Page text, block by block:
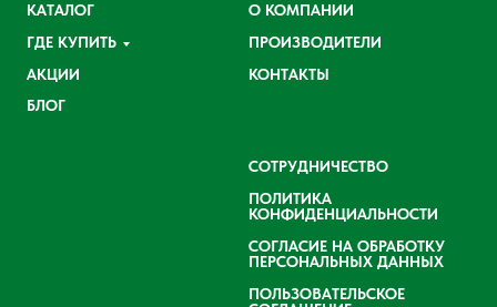
КАТАЛОГ
ГДЕ КУПИТЬ
АКЦИИ
БЛОГ
О КОМПАНИИ
ПРОИЗВОДИТЕЛИ
КОНТАКТЫ
СОТРУДНИЧЕСТВО
ПОЛИТИКА
КОНФИДЕНЦИАЛЬНОСТИ
СОГЛАСИЕ НА ОБРАБОТКУ
ПЕРСОНАЛЬНЫХ ДАННЫХ
ПОЛЬЗОВАТЕЛЬСКОЕ